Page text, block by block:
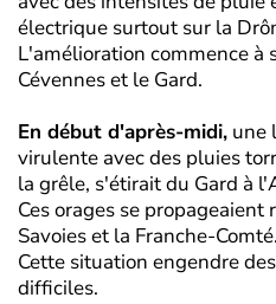
électrique surtout sur la
L'amélioration commence à
Cévennes et le Gard.
En début d'après-midi, une
virulente avec des pluies
la grêle, s'étirait du Gard à
Ces orages se
Savoies et la Franche-Comté.
Cette situation engendre
difficiles.